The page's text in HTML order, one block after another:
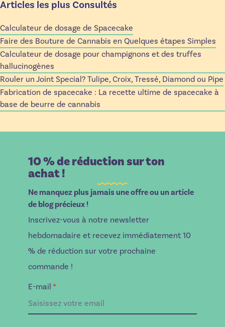
Articles les plus Consultés
Calculateur de dosage de Spacecake
Faire des Bouture de Cannabis en Quelques étapes Simples
Calculateur de dosage pour champignons et des truffes
hallucinogènes
Rouler un Joint Special? Tulipe, Croix, Tressé, Diamond ou Pipe
Fabrication de spacecake : La recette ultime de spacecake à
base de beurre de cannabis
10 % de réduction sur ton
achat !
Ne manquez plus jamais une offre ou un article
de blog précieux !
Inscrivez-vous à notre newsletter
hebdomadaire et recevez immédiatement 10
% de réduction sur votre prochaine
commande !
E-mail *